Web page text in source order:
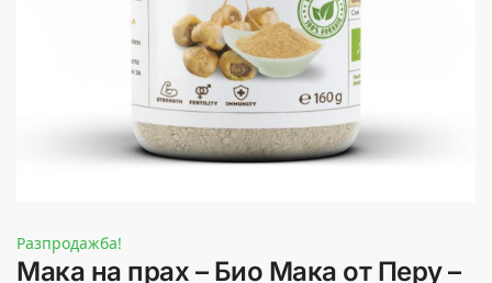
Разпродажба!
Мака на прах – Био Мака от Перу –